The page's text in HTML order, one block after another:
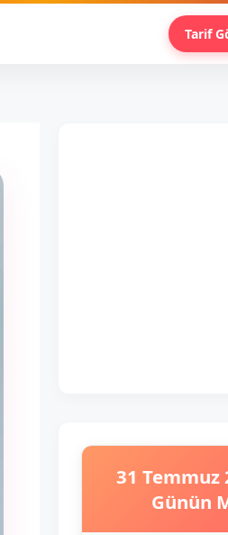
Tarif
31 Temmuz
Günün